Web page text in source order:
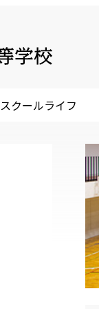
スクールライフ